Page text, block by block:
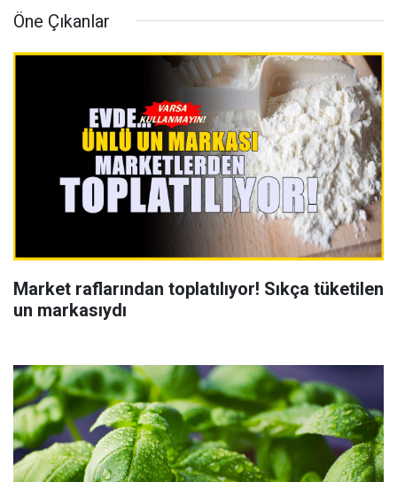
Öne Çıkanlar
Market raflarından toplatılıyor! Sıkça tüketilen
un markasıydı